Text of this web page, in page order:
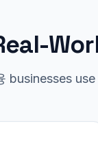
businesses